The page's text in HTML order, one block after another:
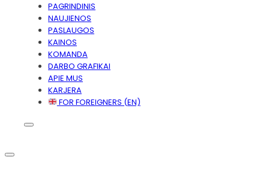
PAGRINDINIS
NAUJIENOS
PASLAUGOS
KAINOS
KOMANDA
DARBO GRAFIKAI
APIE MUS
KARJERA
FOR FOREIGNERS (EN)